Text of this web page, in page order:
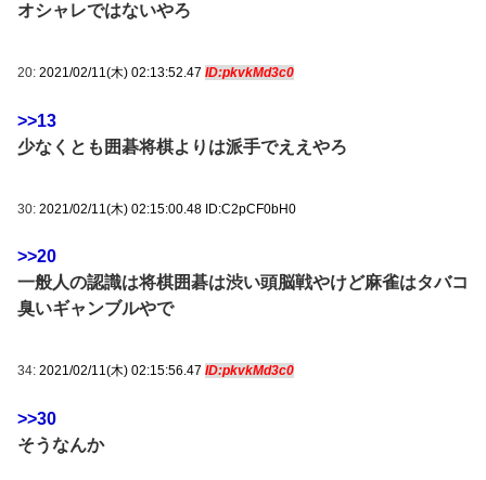
オシャレではないやろ
20: 2021/02/11(木) 02:13:52.47 ID:pkvkMd3c0
>>13
少なくとも囲碁将棋よりは派手でええやろ
30: 2021/02/11(木) 02:15:00.48 ID:C2pCF0bH0
>>20
一般人の認識は将棋囲碁は渋い頭脳戦やけど麻雀はタバコ
臭いギャンブルやで
34: 2021/02/11(木) 02:15:56.47 ID:pkvkMd3c0
>>30
そうなんか